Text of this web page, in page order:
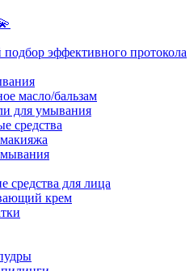
эффективного протокола
масло/бальзам
для умывания
средства
для лица
крем